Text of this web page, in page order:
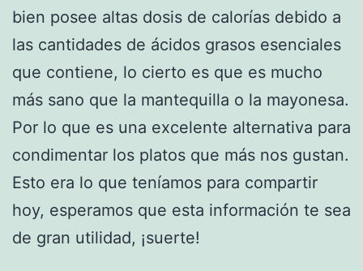
bien posee altas dosis de calorías debido a
las cantidades de ácidos grasos esenciales
que contiene, lo cierto es que es mucho
más sano que la mantequilla o la mayonesa.
Por lo que es una excelente alternativa para
condimentar los platos que más nos gustan.
Esto era lo que teníamos para compartir
hoy, esperamos que esta información te sea
de gran utilidad, ¡suerte!